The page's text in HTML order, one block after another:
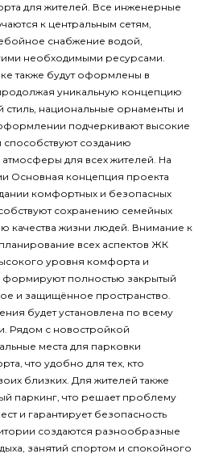
для жителей. Все инженерные
к центральным сетям,
снабжение водой,
необходимыми ресурсами.
также будут оформлены в
уникальную концепцию
национальные орнаменты и
подчеркивают высокие
способствуют созданию
для всех жителей. На
Основная концепция проекта
комфортных и безопасных
сохранению семейных
качества жизни людей. Внимание к
всех аспектов ЖК
уровня комфорта и
формируют полностью закрытый
и защищённое пространство.
будет установлена по всему
Рядом с новостройкой
места для парковки
что удобно для тех, кто
близких. Для жителей также
паркинг, что решает проблему
и гарантирует безопасность
создаются разнообразные
занятий спортом и спокойного